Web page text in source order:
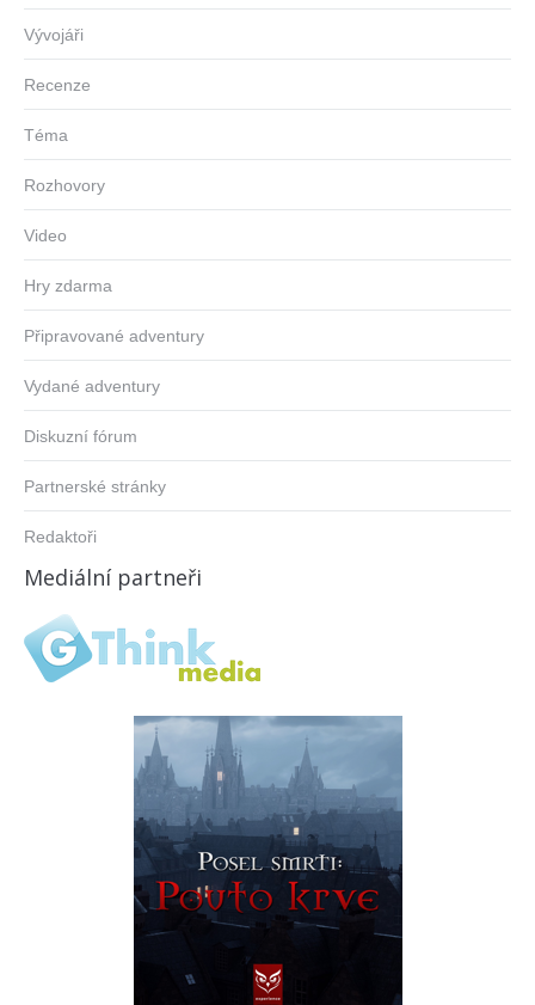
Vývojáři
Recenze
Téma
Rozhovory
Video
Hry zdarma
Připravované adventury
Vydané adventury
Diskuzní fórum
Partnerské stránky
Redaktoři
Mediální partneři